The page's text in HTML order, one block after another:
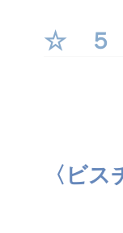
デ
☆
☆ ５
〈ビ